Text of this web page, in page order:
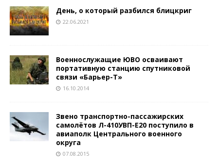
День, о который разбился блицкриг
22.06.2021
Военнослужащие ЮВО осваивают
портативную станцию спутниковой
связи «Барьер-Т»
16.10.2014
Звено транспортно-пассажирских
самолётов Л-410УВП-Е20 поступило в
авиаполк Центрального военного
округа
07.08.2015